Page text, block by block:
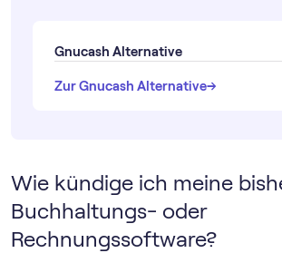
Gnucash Alternative
Zur Gnucash Alternative→
→
Wie kündige ich meine
Buchhaltungs- oder
Rechnungssoftware?